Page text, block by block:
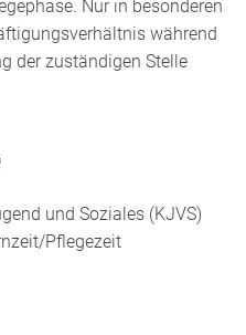
Nur in besonderen
während
der zuständigen Stelle
und Soziales (KJVS)
Pflegezeit